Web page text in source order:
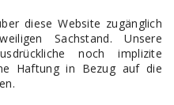
diese Website zugänglich
Sachstand. Unsere
noch implizite
Haftung in Bezug auf die